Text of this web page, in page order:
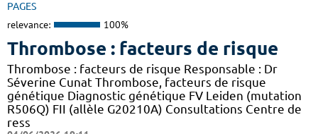
PAGES
relevance: 100%
Thrombose : facteurs de risque
Thrombose : facteurs de risque Responsable : Dr
Séverine Cunat Thrombose, facteurs de risque
génétique Diagnostic génétique FV Leiden (mutation
R506Q) FII (allèle G20210A) Consultations Centre de
ress